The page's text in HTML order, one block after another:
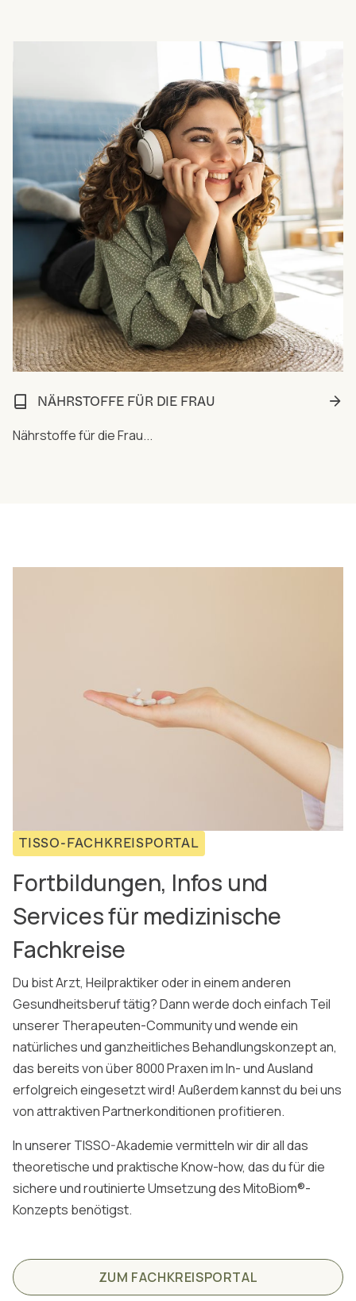
NÄHRSTOFFE FÜR DIE FRAU
Nährstoffe für die Frau...
TISSO-FACHKREISPORTAL
Fortbildungen, Infos und
Services für medizinische
Fachkreise
Du bist Arzt, Heilpraktiker oder in einem anderen
Gesundheitsberuf tätig? Dann werde doch einfach Teil
unserer Therapeuten-Community und wende ein
natürliches und ganzheitliches Behandlungskonzept an,
das bereits von über 8000 Praxen im In- und Ausland
erfolgreich eingesetzt wird! Außerdem kannst du bei uns
von attraktiven Partnerkonditionen profitieren.
In unserer TISSO-Akademie vermitteln wir dir all das
theoretische und praktische Know-how, das du für die
sichere und routinierte Umsetzung des MitoBiom®-
Konzepts benötigst.
ZUM FACHKREISPORTAL